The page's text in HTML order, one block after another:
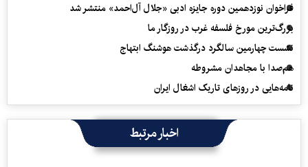
فراخوان نوزدهمین دوره جایزه ادبی «جلال آل‌احمد» منتشر شد
بزرگ‌ترین مورخ فلسفه غرب در روزگار ما
نشست چهارمین سالگرد درگذشت هوشنگ ابتهاج
هم‌صدا با مجاهدان مشروطه
نامه‌هایی در روزهای تاریک اشغال ایران
اخبار مرتبط